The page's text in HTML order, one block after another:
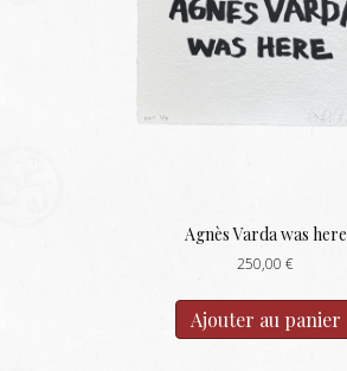
Agnès Varda was here
250,00 €
Ajouter au panier